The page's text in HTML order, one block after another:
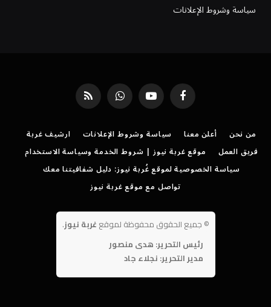
سياسة وشروط الإعلانات
فيسبوك يوتيوب واتساب RSS
من نحن أعلن معنا سياسة وشروط الإعلانات
ارشيف غربة
فريق العمل
موقع غربة نيوز | شروط الخدمة وسياسة الاستخدام
سياسة الخصوصية لموقع غُربة نيوز: دليل شفافيتنا معك
تواصل مع موقع غربة نيوز
© جميع الحقوق محفوظة لموقع غربة نيوز.
رئيس التحرير: هدى منصور
مدير التحرير: نجلاء جاد